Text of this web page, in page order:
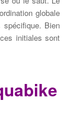
globale
spécifique. Bien
initiales sont